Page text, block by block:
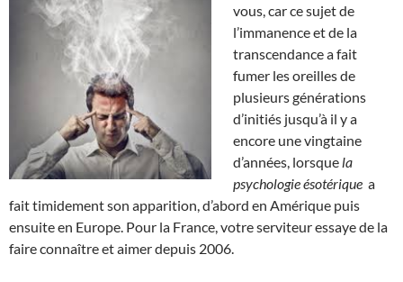
vous, car ce sujet de
l’immanence et de la
transcendance a fait
fumer les oreilles de
plusieurs générations
d’initiés jusqu’à il y a
encore une vingtaine
d’années, lorsque la
psychologie ésotérique a
fait timidement son apparition, d’abord en Amérique puis
ensuite en Europe. Pour la France, votre serviteur essaye de la
faire connaître et aimer depuis 2006.